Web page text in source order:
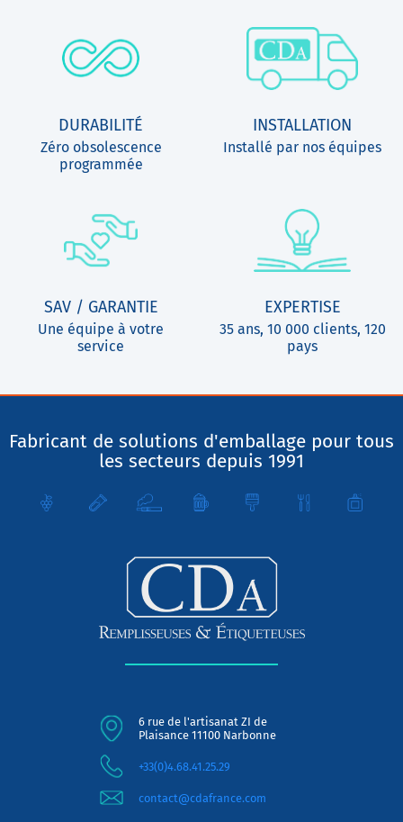
DURABILITÉ
Zéro obsolescence
programmée
INSTALLATION
Installé par nos équipes
SAV / GARANTIE
Une équipe à votre
service
EXPERTISE
35 ans, 10 000 clients, 120
pays
Fabricant de solutions d'emballage pour tous
les secteurs depuis 1991
6 rue de l'artisanat ZI de
Plaisance 11100 Narbonne
+33(0)4.68.41.25.29
contact@cdafrance.com